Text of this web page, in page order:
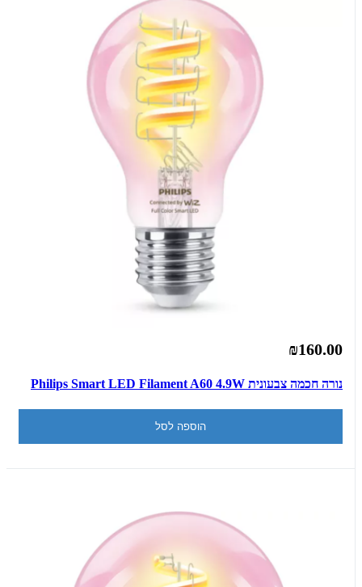
₪160.00
נורה חכמה צבעונית Philips Smart LED Filament A60 4.9W
הוספה לסל